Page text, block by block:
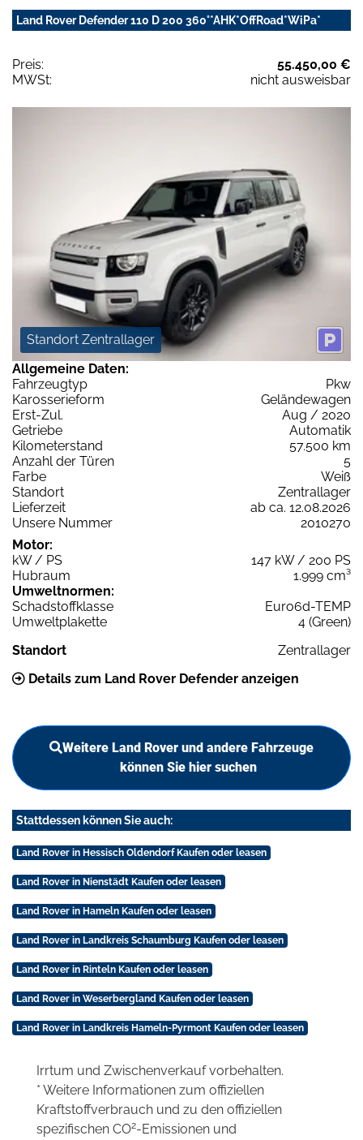
Land Rover Defender 110 D 200 360°*AHK*OffRoad*WiPa*
Preis:
55.450,00 €
MWSt:
nicht ausweisbar
Standort Zentrallager
Allgemeine Daten:
Fahrzeugtyp
Pkw
Karosserieform
Geländewagen
Erst-Zul.
Aug / 2020
Getriebe
Automatik
Kilometerstand
57.500 km
Anzahl der Türen
5
Farbe
Weiß
Standort
Zentrallager
Lieferzeit
ab ca. 12.08.2026
Unsere Nummer
2010270
Motor:
kW / PS
147 kW / 200 PS
Hubraum
1.999 cm³
Umweltnormen:
Schadstoffklasse
Euro6d-TEMP
Umweltplakette
4 (Green)
Standort
Zentrallager
Details zum Land Rover Defender anzeigen
Weitere Land Rover und andere Fahrzeuge
können Sie hier suchen
Stattdessen können Sie auch:
Land Rover in Hessisch Oldendorf Kaufen oder leasen
Land Rover in Nienstädt Kaufen oder leasen
Land Rover in Hameln Kaufen oder leasen
Land Rover in Landkreis Schaumburg Kaufen oder leasen
Land Rover in Rinteln Kaufen oder leasen
Land Rover in Weserbergland Kaufen oder leasen
Land Rover in Landkreis Hameln-Pyrmont Kaufen oder leasen
Irrtum und Zwischenverkauf vorbehalten.
* Weitere Informationen zum offiziellen
Kraftstoffverbrauch und zu den offiziellen
spezifischen CO2-Emissionen und